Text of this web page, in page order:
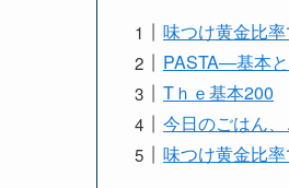
味つけ黄金比
PASTA―基本
Tｈｅ基本200
今日のごはん
味つけ黄金比